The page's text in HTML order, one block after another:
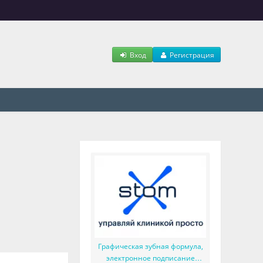
Вход Регистрация
Графическая зубная формула,
электронное подписание